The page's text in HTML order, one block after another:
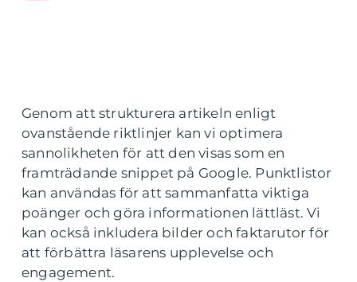
Genom att strukturera artikeln enligt
ovanstående riktlinjer kan vi optimera
sannolikheten för att den visas som en
framträdande snippet på Google. Punktlistor
kan användas för att sammanfatta viktiga
poänger och göra informationen lättläst. Vi
kan också inkludera bilder och faktarutor för
att förbättra läsarens upplevelse och
engagement.